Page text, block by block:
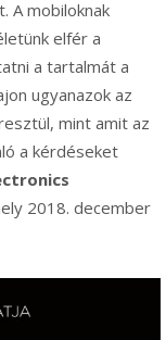
A mobiloknak
elfér a
a tartalmát a
ugyanazok az
mint amit az
a kérdéseket
2018. december